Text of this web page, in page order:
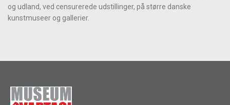
og udland, ved censurerede udstillinger, på større danske
kunstmuseer og gallerier.